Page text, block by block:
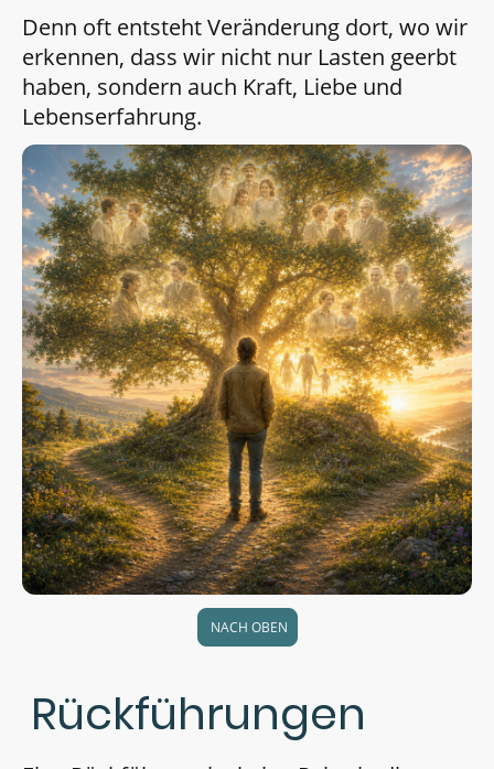
Denn oft entsteht Veränderung dort, wo wir
erkennen, dass wir nicht nur Lasten geerbt
haben, sondern auch Kraft, Liebe und
Lebenserfahrung.
NACH OBEN
Rückführungen